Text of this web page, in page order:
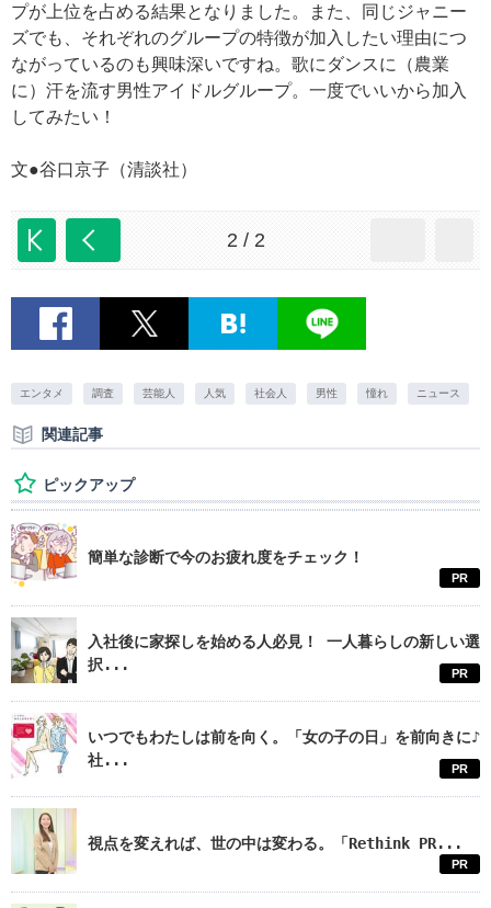
プが上位を占める結果となりました。また、同じジャニー
ズでも、それぞれのグループの特徴が加入したい理由につ
ながっているのも興味深いですね。歌にダンスに（農業
に）汗を流す男性アイドルグループ。一度でいいから加入
してみたい！
文●谷口京子（清談社）
2 / 2
エンタメ 調査 芸能人 人気 社会人 男性 憧れ ニュース
関連記事
ピックアップ
簡単な診断で今のお疲れ度をチェック！
PR
入社後に家探しを始める人必見！ 一人暮らしの新しい選
択...
PR
いつでもわたしは前を向く。「女の子の日」を前向きに♪
社...
PR
視点を変えれば、世の中は変わる。「Rethink PR...
PR